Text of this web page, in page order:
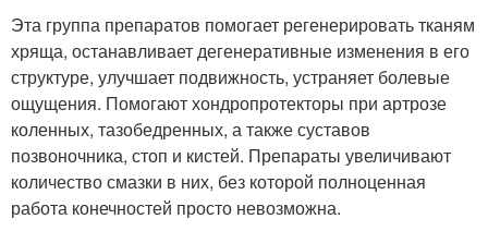
Эта группа препаратов помогает регенерировать тканям
хряща, останавливает дегенеративные изменения в его
структуре, улучшает подвижность, устраняет болевые
ощущения. Помогают хондропротекторы при артрозе
коленных, тазобедренных, а также суставов
позвоночника, стоп и кистей. Препараты увеличивают
количество смазки в них, без которой полноценная
работа конечностей просто невозможна.